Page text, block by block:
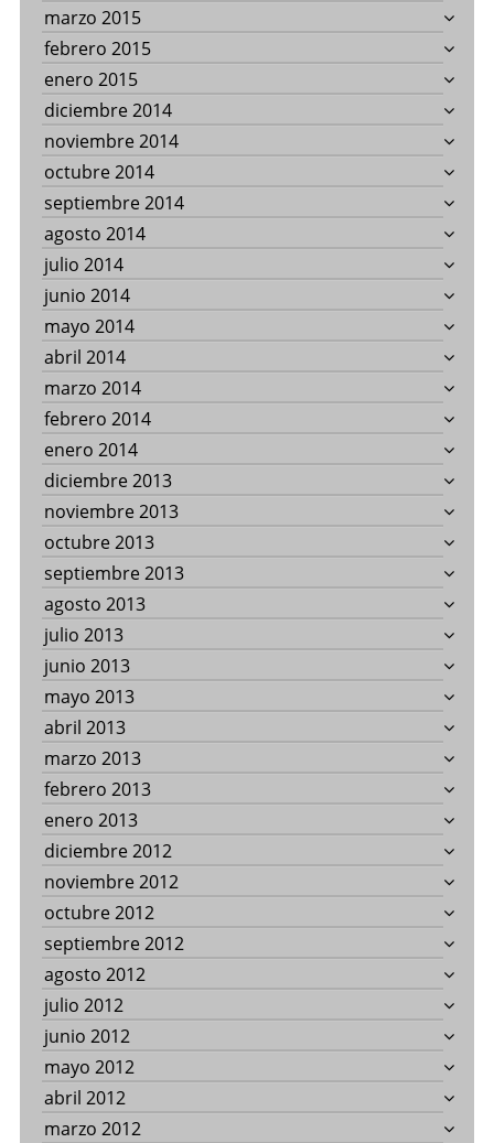
marzo 2015
febrero 2015
enero 2015
diciembre 2014
noviembre 2014
octubre 2014
septiembre 2014
agosto 2014
julio 2014
junio 2014
mayo 2014
abril 2014
marzo 2014
febrero 2014
enero 2014
diciembre 2013
noviembre 2013
octubre 2013
septiembre 2013
agosto 2013
julio 2013
junio 2013
mayo 2013
abril 2013
marzo 2013
febrero 2013
enero 2013
diciembre 2012
noviembre 2012
octubre 2012
septiembre 2012
agosto 2012
julio 2012
junio 2012
mayo 2012
abril 2012
marzo 2012